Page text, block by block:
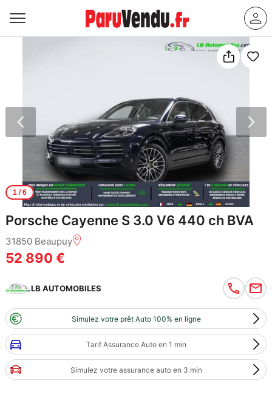
1/ 6
Porsche Cayenne S 3.0 V6 440 ch BVA
31850 Beaupuy
52 890 €
LB AUTOMOBILES
Simulez votre prêt Auto 100% en ligne
Tarif Assurance Auto en 1 min
Simulez votre assurance auto en 3 min